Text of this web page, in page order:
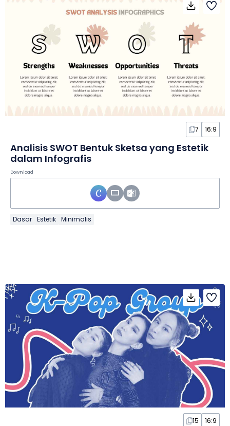
7 16:9
Analisis SWOT Bentuk Sketsa yang Estetik
dalam Infografis
Download
Dasar Estetik Minimalis
15 16:9